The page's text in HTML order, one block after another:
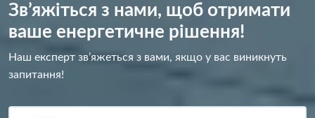
Зв’яжіться з нами, щоб отримати
ваше енергетичне рішення!
Наш експерт зв’яжеться з вами, якщо у вас виникнуть
запитання!